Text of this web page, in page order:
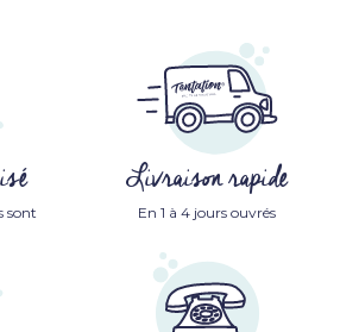
sont
Livraison rapide
En 1 à 4 jours ouvrés